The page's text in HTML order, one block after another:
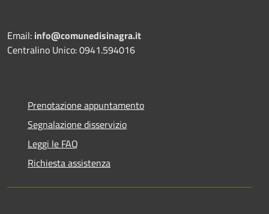
Email: info@comunedisinagra.it
Centralino Unico: 0941.594016
Prenotazione appuntamento
Segnalazione disservizio
Leggi le FAQ
Richiesta assistenza